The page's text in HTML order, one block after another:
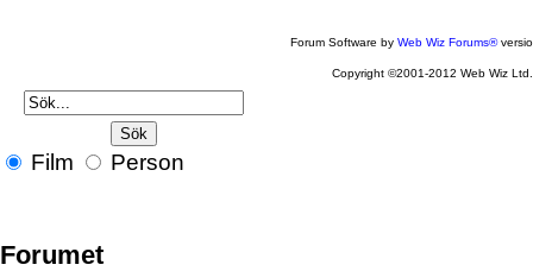
Forum Software byWeb Wiz Forums®
Copyright ©2001-2012 Web Wiz Ltd.
Film Person
Forumet